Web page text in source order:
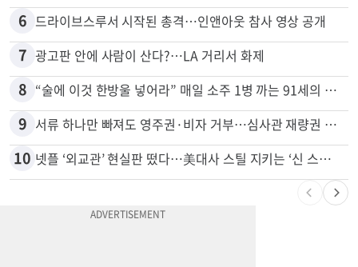
6 드라이브스루서 시작된 총격…인앤아웃 참사 영상 공개
7 광고판 안에 사람이 산다?…LA 거리서 화제
8 “술에 이것 한방울 넣어라” 매일 소주 1병 까는 91세의 철칙
9 서류 하나만 빠져도 영주권·비자 거부…심사관 재량권 대폭 확대
10 넷플 ‘외교관’ 현실판 떴다…美대사 스틸 지키는 ‘신 스틸러’